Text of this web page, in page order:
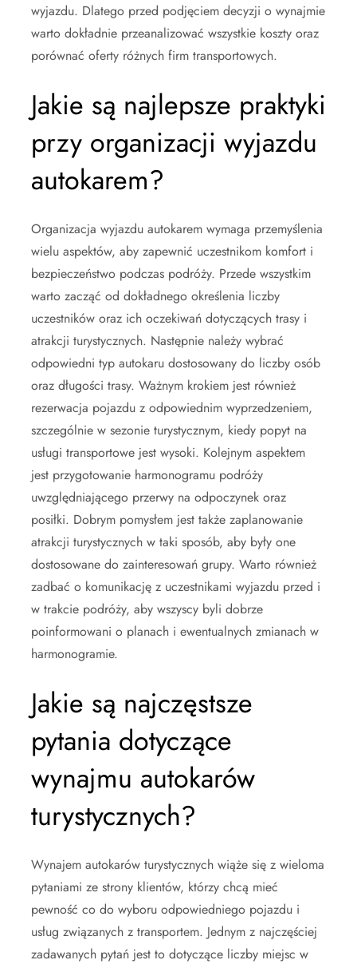
wyjazdu. Dlatego przed podjęciem decyzji o wynajmie
warto dokładnie przeanalizować wszystkie koszty oraz
porównać oferty różnych firm transportowych.
Jakie są najlepsze praktyki
przy organizacji wyjazdu
autokarem?
Organizacja wyjazdu autokarem wymaga przemyślenia
wielu aspektów, aby zapewnić uczestnikom komfort i
bezpieczeństwo podczas podróży. Przede wszystkim
warto zacząć od dokładnego określenia liczby
uczestników oraz ich oczekiwań dotyczących trasy i
atrakcji turystycznych. Następnie należy wybrać
odpowiedni typ autokaru dostosowany do liczby osób
oraz długości trasy. Ważnym krokiem jest również
rezerwacja pojazdu z odpowiednim wyprzedzeniem,
szczególnie w sezonie turystycznym, kiedy popyt na
usługi transportowe jest wysoki. Kolejnym aspektem
jest przygotowanie harmonogramu podróży
uwzględniającego przerwy na odpoczynek oraz
posiłki. Dobrym pomysłem jest także zaplanowanie
atrakcji turystycznych w taki sposób, aby były one
dostosowane do zainteresowań grupy. Warto również
zadbać o komunikację z uczestnikami wyjazdu przed i
w trakcie podróży, aby wszyscy byli dobrze
poinformowani o planach i ewentualnych zmianach w
harmonogramie.
Jakie są najczęstsze
pytania dotyczące
wynajmu autokarów
turystycznych?
Wynajem autokarów turystycznych wiąże się z wieloma
pytaniami ze strony klientów, którzy chcą mieć
pewność co do wyboru odpowiedniego pojazdu i
usług związanych z transportem. Jednym z najczęściej
zadawanych pytań jest to dotyczące liczby miejsc w